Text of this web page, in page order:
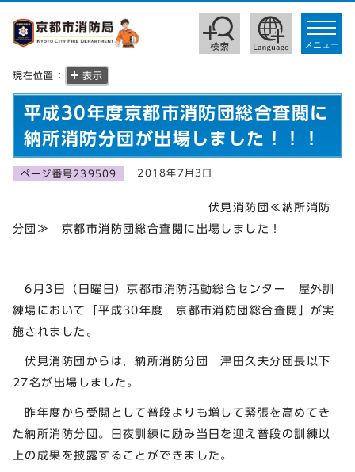
toggle
メニュー
現在位置： 表示
平成30年度京都市消防団総合査閲に
納所消防分団が出場しました！！！
ページ番号239509 2018年7月3日
伏見消防団≪納所消防
分団≫ 京都市消防団総合査閲に出場しました！
6月3日（日曜日）京都市消防活動総合センター 屋外訓
練場において「平成30年度 京都市消防団総合査閲」が実
施されました。
伏見消防団からは，納所消防分団 津田久夫分団長以下
27名が出場しました。
昨年度から受閲として普段よりも増して緊張を高めてき
た納所消防分団。日夜訓練に励み当日を迎え普段の訓練以
上の成果を披露することができました。